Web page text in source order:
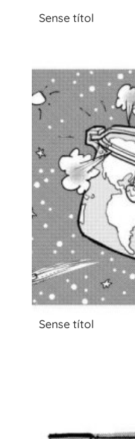
Sense títol
Sense títol